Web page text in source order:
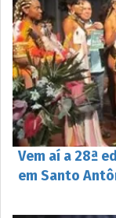
Vem aí a 28ª
em Santo